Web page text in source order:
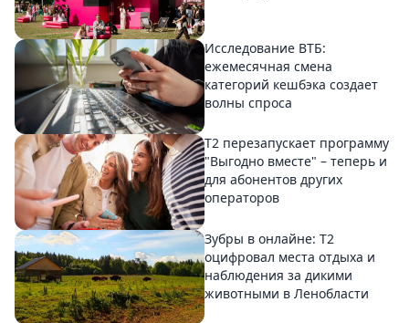
Исследование ВТБ:
ежемесячная смена
категорий кешбэка создает
волны спроса
Т2 перезапускает программу
"Выгодно вместе" – теперь и
для абонентов других
операторов
Зубры в онлайне: Т2
оцифровал места отдыха и
наблюдения за дикими
животными в Ленобласти